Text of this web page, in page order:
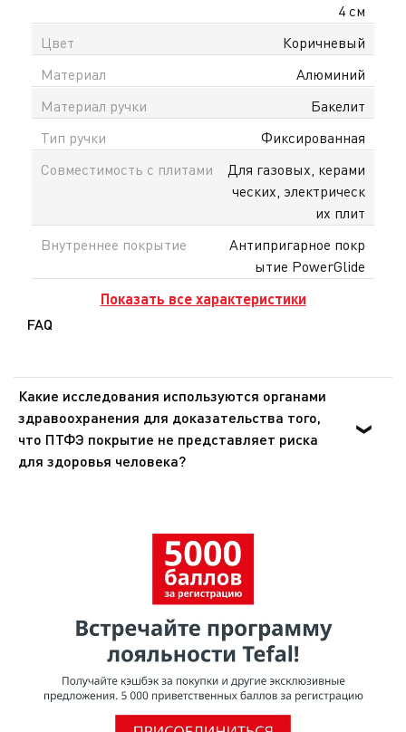
4 см
Цвет
Коричневый
Материал
Алюминий
Материал ручки
Бакелит
Тип ручки
Фиксированная
Совместимость с плитами
Для газовых, керами
ческих, электрическ
их плит
Внутреннее покрытие
Антипригарное покр
ытие PowerGlide
Показать все характеристики
FAQ
Какие исследования используются органами
здравоохранения для доказательства того,
что ПТФЭ покрытие не представляет риска
для здоровья человека?
попадании внутрь. Эти же органы подтвердили, что
покрытия из ПТФЭ не представляют опасности для
здоровья при использовании в посуде для
проведенному МАИР (Международное агентство по
изучению рака), ВОЗ (Всемирная организация
здравоохранения) отнесла ПТФЭ к группе 3 [Том 19, 288
(1979) и Дополнение 7.70 (1987)], признав, что он не
является канцерогеном для человека.О том, что ПТФЭ